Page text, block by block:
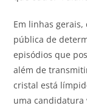
Em linhas gerais,
pública de
episódios que
além de
cristal está
uma candidatura